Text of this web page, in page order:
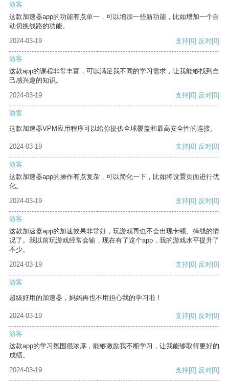
游客
这款加速器app的功能有点单一，可以增加一些新功能，比如增加一个自
动切换线路的功能。
2024-03-19
支持[0] 反对[0]
游客
这款app的课程非常丰富，可以满足我不同的学习需求，让我能够找到自
己感兴趣的知识。
2024-03-19
支持[0] 反对[0]
游客
这款加速器VPM应用程序可以给你提供全球覆盖和最高安全性的连接。
2024-03-19 支持[0] 反对[0]
游客
这款加速器app的操作有点复杂，可以简化一下，比如将设置页面进行优
化。
2024-03-19
支持[0] 反对[0]
游客
这款加速器app的加速效果非常好，玩游戏再也不会出现卡顿、掉线的情
况了。我以前玩游戏经常会输，现在有了这个app，我的游戏水平提升了
不少。
2024-03-19
支持[0] 反对[0]
游客
超级好用的加速器，妈妈再也不用担心我的学习啦！
2024-03-19 支持[0] 反对[0]
游客
这款app的学习氛围很浓厚，能够激励我不断学习，让我能够取得更好的
成绩。
2024-03-19
支持[0] 反对[0]